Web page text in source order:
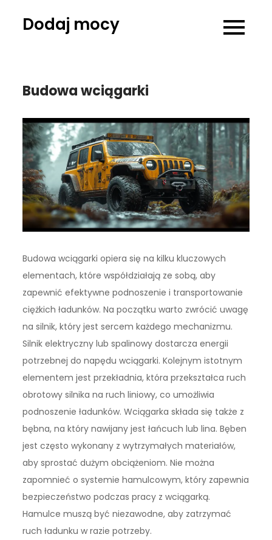
Dodaj mocy
Budowa wciągarki
Budowa wciągarki opiera się na kilku kluczowych
elementach, które współdziałają ze sobą, aby
zapewnić efektywne podnoszenie i transportowanie
ciężkich ładunków. Na początku warto zwrócić uwagę
na silnik, który jest sercem każdego mechanizmu.
Silnik elektryczny lub spalinowy dostarcza energii
potrzebnej do napędu wciągarki. Kolejnym istotnym
elementem jest przekładnia, która przekształca ruch
obrotowy silnika na ruch liniowy, co umożliwia
podnoszenie ładunków. Wciągarka składa się także z
bębna, na który nawijany jest łańcuch lub lina. Bęben
jest często wykonany z wytrzymałych materiałów,
aby sprostać dużym obciążeniom. Nie można
zapomnieć o systemie hamulcowym, który zapewnia
bezpieczeństwo podczas pracy z wciągarką.
Hamulce muszą być niezawodne, aby zatrzymać
ruch ładunku w razie potrzeby.